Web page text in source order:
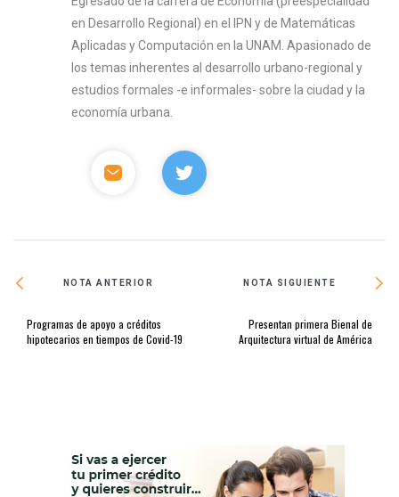
en Desarrollo Regional) en el IPN y de Matemáticas
Aplicadas y Computación en la UNAM. Apasionado de
los temas inherentes al desarrollo urbano-regional y
estudios formales -e informales- sobre la ciudad y la
economía urbana.
NOTA ANTERIOR
Programas de apoyo a créditos
hipotecarios en tiempos de Covid-19
NOTA SIGUIENTE
Presentan primera Bienal de
Arquitectura virtual de América